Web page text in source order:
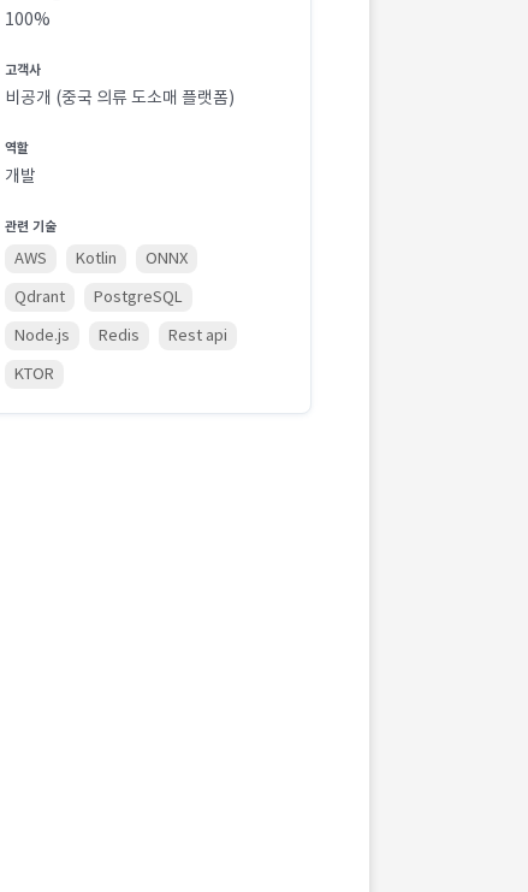
100%
고객사
비공개 (중국 의류 도소매 플랫폼)
역할
개발
관련 기술
AWS Kotlin
ONNX
Qdrant
PostgreSQL
Node.js
Redis
Rest api
KTOR